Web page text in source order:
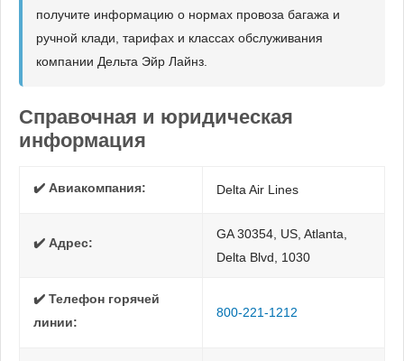
получите информацию о нормах провоза багажа и
ручной клади, тарифах и классах обслуживания
компании Дельта Эйр Лайнз.
Справочная и юридическая
информация
✔️ Авиакомпания: Delta Air Lines
✔️ Адрес:
GA 30354, US, Atlanta,
Delta Blvd, 1030
✔️ Телефон горячей
линии:
800-221-1212